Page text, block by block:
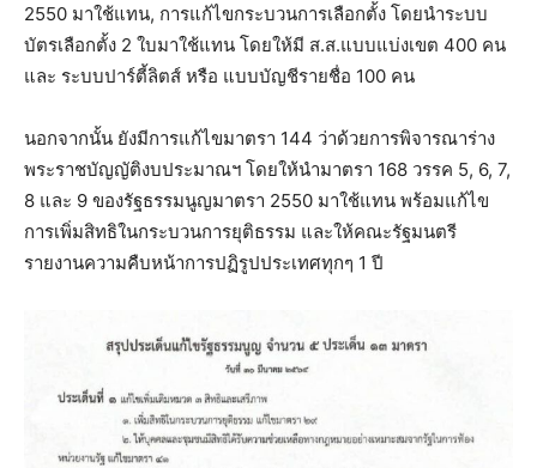
2550 มาใช้แทน, การแก้ไขกระบวนการเลือกตั้ง โดยนำระบบ
บัตรเลือกตั้ง 2 ใบมาใช้แทน โดยให้มี ส.ส.แบบแบ่งเขต 400 คน
และ ระบบปาร์ตี้ลิตส์ หรือ แบบบัญชีรายชื่อ 100 คน
นอกจากนั้น ยังมีการแก้ไขมาตรา 144 ว่าด้วยการพิจารณาร่าง
พระราชบัญญัติงบประมาณฯ โดยให้นำมาตรา 168 วรรค 5, 6, 7,
8 และ 9 ของรัฐธรรมนูญมาตรา 2550 มาใช้แทน พร้อมแก้ไข
การเพิ่มสิทธิในกระบวนการยุติธรรม และให้คณะรัฐมนตรี
รายงานความคืบหน้าการปฏิรูปประเทศทุกๆ 1 ปี